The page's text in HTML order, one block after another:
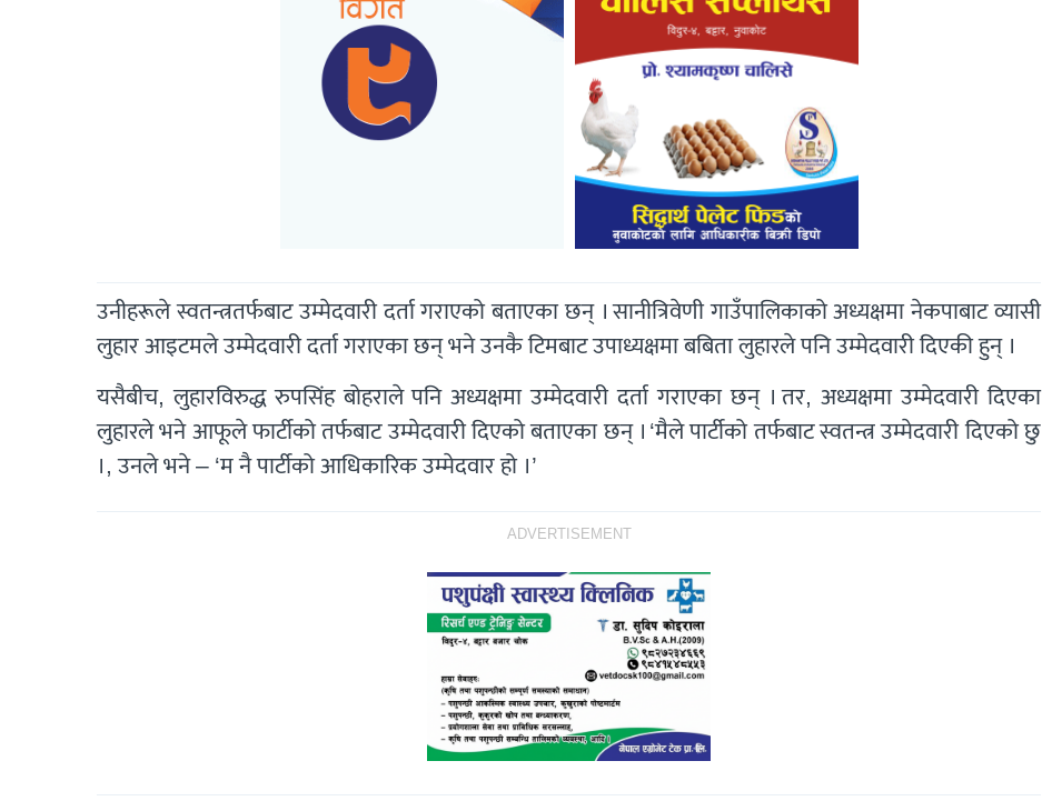
उनीहरूले स्वतन्त्रतर्फबाट उम्मेदवारी दर्ता गराएको बताएका छन् । सानीत्रिवेणी गाउँपालिकाको अध्यक्षमा नेकपाबाट व्यासी
लुहार आइटमले उम्मेदवारी दर्ता गराएका छन् भने उनकै टिमबाट उपाध्यक्षमा बबिता लुहारले पनि उम्मेदवारी दिएकी हुन् ।
यसैबीच, लुहारविरुद्ध रुपसिंह बोहराले पनि अध्यक्षमा उम्मेदवारी दर्ता गराएका छन् । तर, अध्यक्षमा उम्मेदवारी दिएका
लुहारले भने आफूले फार्टीको तर्फबाट उम्मेदवारी दिएको बताएका छन् । ‘मैले पार्टीको तर्फबाट स्वतन्त्र उम्मेदवारी दिएको छु
।, उनले भने – ‘म नै पार्टीको आधिकारिक उम्मेदवार हो ।’
ADVERTISEMENT